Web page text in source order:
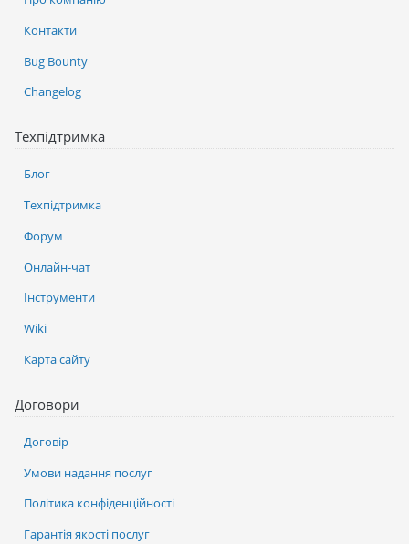
Контакти
Bug Bounty
Changelog
Техпідтримка
Блог
Техпідтримка
Форум
Онлайн-чат
Інструменти
Wiki
Карта сайту
Договори
Договір
Умови надання послуг
Політика конфіденційності
Гарантія якості послуг